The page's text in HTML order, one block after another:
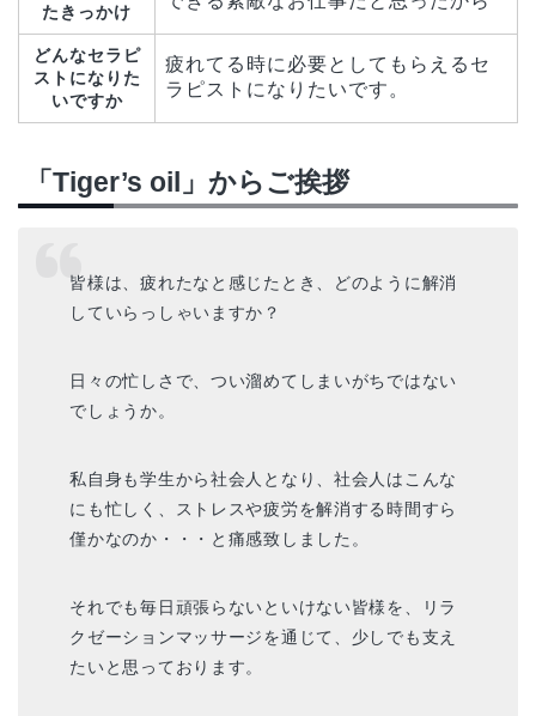
たきっかけ
どんなセラピ
ストになりた
いですか
疲れてる時に必要としてもらえるセ
ラピストになりたいです。
「Tiger’s oil」からご挨拶
皆様は、疲れたなと感じたとき、どのように解消
していらっしゃいますか？
日々の忙しさで、つい溜めてしまいがちではない
でしょうか。
私自身も学生から社会人となり、社会人はこんな
にも忙しく、ストレスや疲労を解消する時間すら
僅かなのか・・・と痛感致しました。
それでも毎日頑張らないといけない皆様を、リラ
クゼーションマッサージを通じて、少しでも支え
たいと思っております。